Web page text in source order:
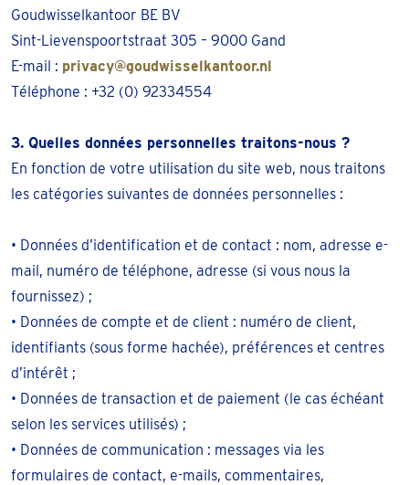
Goudwisselkantoor BE BV
Sint-Lievenspoortstraat 305 – 9000 Gand
E-mail : privacy@goudwisselkantoor.nl
Téléphone : +32 (0) 92334554
3. Quelles données personnelles traitons-nous ?
En fonction de votre utilisation du site web, nous traitons
les catégories suivantes de données personnelles :
• Données d’identification et de contact : nom, adresse e-
mail, numéro de téléphone, adresse (si vous nous la
fournissez) ;
• Données de compte et de client : numéro de client,
identifiants (sous forme hachée), préférences et centres
d’intérêt ;
• Données de transaction et de paiement (le cas échéant
selon les services utilisés) ;
• Données de communication : messages via les
formulaires de contact, e-mails, commentaires,